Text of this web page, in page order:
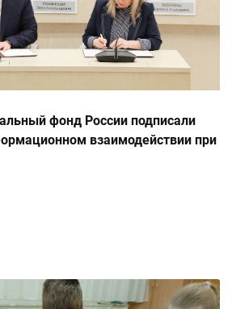
фонд России подписали
взаимодействии при